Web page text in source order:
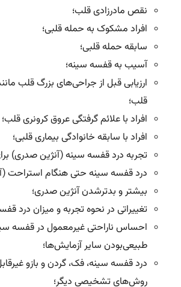
نقص مادرزادی قلب؛
افراد مشکوک به حمله قلبی؛
سابقه حمله قلبی؛
آسیب به قفسه سینه؛
ارزیابی قبل از جراحی‌های بزرگ قلب
قلب؛
افراد با علائم گرفتگی عروق کرونری قلب؛
افراد با سابقه خانوادگی بیماری قلبی؛
تجربه درد قفسه سینه (آنژین صدری)
درد قفسه سینه حتی هنگام استراحت
بیشتر و بدترشدن آنژین صدری؛
تغییراتی در نحوه تجربه و میزان درد
احساس ناراحتی غیرمعمول در قفسه
طبیعی‌بودن سایر آزمایش‌ها؛
درد قفسه سینه، فک، گردن و بازو
روش‌های تشخیصی دیگر؛